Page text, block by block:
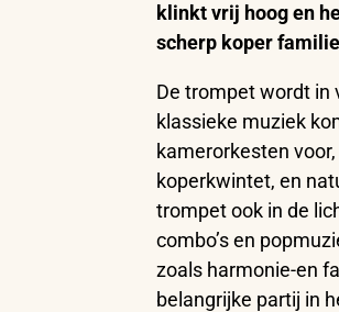
klinkt vrij hoog en
scherp koper
De trompet wordt in
klassieke muziek
kamerorkesten
koperkwintet, en
trompet ook in de
combo’s en
zoals harmonie-en
belangrijke partij in